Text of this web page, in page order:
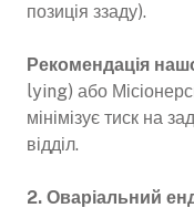
позиція ззаду).
Рекомендація
lying) або
мінімізує тиск на
відділ.
2. Оваріальний